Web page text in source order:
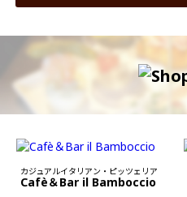
カジュアルイタリアン・ピッツェリア
Cafè＆Bar il Bamboccio